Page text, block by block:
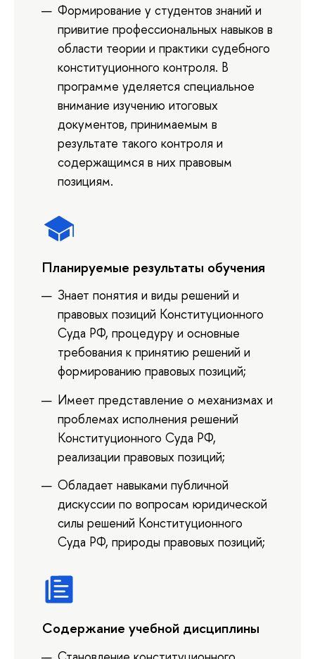
Формирование у студентов знаний и
привитие профессиональных навыков в
области теории и практики судебного
конституционного контроля. В
программе уделяется специальное
внимание изучению итоговых
документов, принимаемым в
результате такого контроля и
содержащимся в них правовым
позициям.
Планируемые результаты обучения
Знает понятия и виды решений и
правовых позиций Конституционного
Суда РФ, процедуру и основные
требования к принятию решений и
формированию правовых позиций;
Имеет представление о механизмах и
проблемах исполнения решений
Конституционного Суда РФ,
реализации правовых позиций;
Обладает навыками публичной
дискуссии по вопросам юридической
силы решений Конституционного
Суда РФ, природы правовых позиций;
Содержание учебной дисциплины